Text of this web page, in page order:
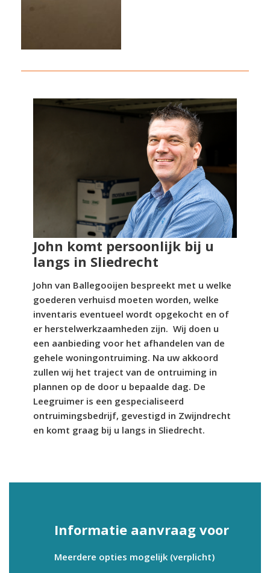
John komt persoonlijk bij u
langs in Sliedrecht
John van Ballegooijen bespreekt met u welke
goederen verhuisd moeten worden, welke
inventaris eventueel wordt opgekocht en of
er herstelwerkzaamheden zijn. Wij doen u
een aanbieding voor het afhandelen van de
gehele woningontruiming. Na uw akkoord
zullen wij het traject van de ontruiming in
plannen op de door u bepaalde dag. De
Leegruimer is een gespecialiseerd
ontruimingsbedrijf, gevestigd in Zwijndrecht
en komt graag bij u langs in Sliedrecht.
Informatie aanvraag voor
Meerdere opties mogelijk (verplicht)